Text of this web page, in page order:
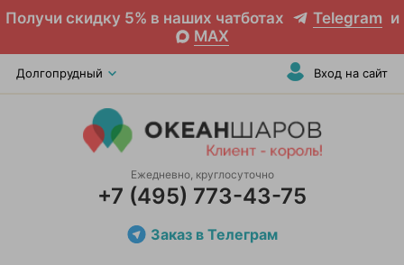
Получи скидку 5% в наших чатботах Telegram и
MAX
Долгопрудный Вход на сайт
Ежедневно, круглосуточно
+7 (495) 773-43-75
Заказ в Телеграм